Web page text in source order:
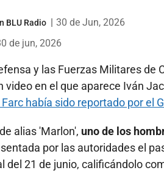
BLU Radio
30 de Jun, 2026
de jun, 2026
y las Fuerzas Militares
video en el que aparece Iván
había sido reportado por el
alias 'Marlon', uno de los
por las autoridades el
del 21 de junio, calificándolo